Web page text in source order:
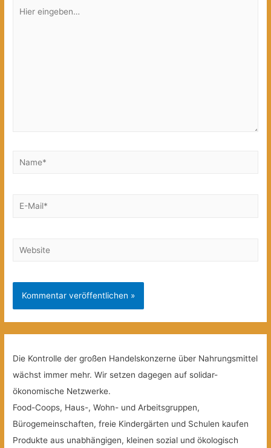
eingeben…
Name*
E-
Website
Die Kontrolle der großen Handelskonzerne über Nahrungsmittel
wächst immer mehr. Wir setzen dagegen auf solidar-
ökonomische Netzwerke.
Food-Coops, Haus-, Wohn- und Arbeitsgruppen,
Bürogemeinschaften, freie Kindergärten und Schulen kaufen
Produkte aus unabhängigen, kleinen sozial und ökologisch